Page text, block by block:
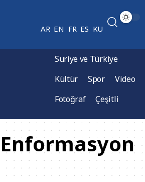
AR EN FR ES KU
Suriye ve Türkiye
Kültür
Spor
Video
Fotoğraf
Çeşitli
Enformasyon